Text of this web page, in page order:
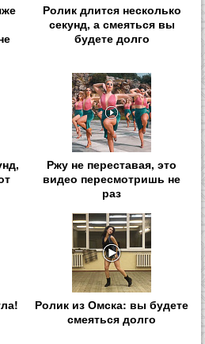
Ролик длится несколько
секунд, а смеяться вы
будете долго
Ржу не переставая, это
видео пересмотришь не
раз
Ролик из Омска: вы будете
смеяться долго